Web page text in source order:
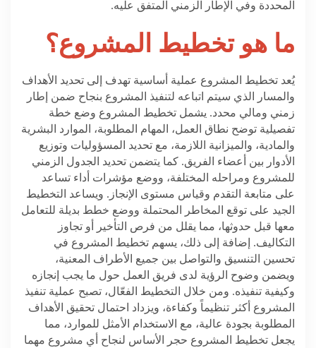
المحددة وفي الإطار الزمني المتفق عليه.
ما هو تخطيط المشروع؟
يُعد تخطيط المشروع عملية أساسية تهدف إلى تحديد الأهداف
والمسار الذي سيتم اتباعه لتنفيذ المشروع بنجاح ضمن إطار
زمني ومالي محدد. يشمل تخطيط المشروع وضع خطة
تفصيلية توضح نطاق العمل، المهام المطلوبة، الموارد البشرية
والمادية، والميزانية اللازمة، مع تحديد المسؤوليات وتوزيع
الأدوار بين أعضاء الفريق. كما يتضمن تحديد الجدول الزمني
للمشروع ومراحله المختلفة، ووضع مؤشرات أداء تساعد
على متابعة التقدم وقياس مستوى الإنجاز. ويساعد التخطيط
الجيد على توقع المخاطر المحتملة ووضع خطط بديلة للتعامل
معها قبل حدوثها، مما يقلل من فرص التأخير أو تجاوز
التكاليف. إضافة إلى ذلك، يسهم تخطيط المشروع في
تحسين التنسيق والتواصل بين جميع الأطراف المعنية،
ويضمن وضوح الرؤية لدى فريق العمل حول ما يجب إنجازه
وكيفية تنفيذه. ومن خلال التخطيط الفعّال، تصبح عملية تنفيذ
المشروع أكثر تنظيماً وكفاءة، ويزداد احتمال تحقيق الأهداف
المطلوبة بجودة عالية، مع الاستخدام الأمثل للموارد، مما
يجعل تخطيط المشروع حجر الأساس لنجاح أي مشروع مهما